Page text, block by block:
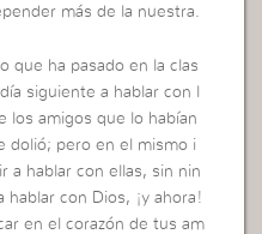
más de la nuestra.
que ha pasado en la clas
siguiente a hablar con l
los amigos que lo habían
dolió; pero en el mismo i
a hablar con ellas, sin nin
con Dios, ¡y ahora!
en el corazón de tus am